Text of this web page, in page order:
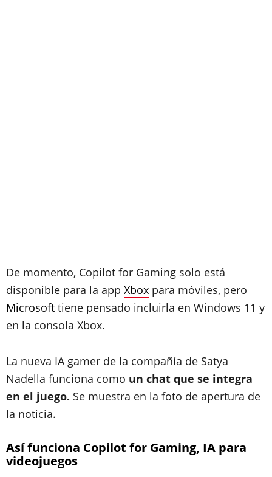
De momento, Copilot for Gaming solo está
disponible para la app Xbox para móviles, pero
Microsoft tiene pensado incluirla en Windows 11 y
en la consola Xbox.
La nueva IA gamer de la compañía de Satya
Nadella funciona como un chat que se integra
en el juego. Se muestra en la foto de apertura de
la noticia.
Así funciona Copilot for Gaming, IA para
videojuegos